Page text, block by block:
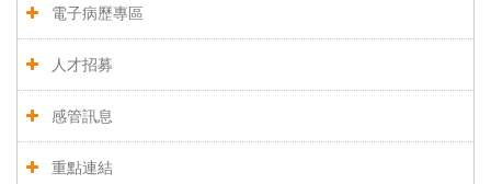
電子病歷專區
人才招募
感管訊息
重點連結